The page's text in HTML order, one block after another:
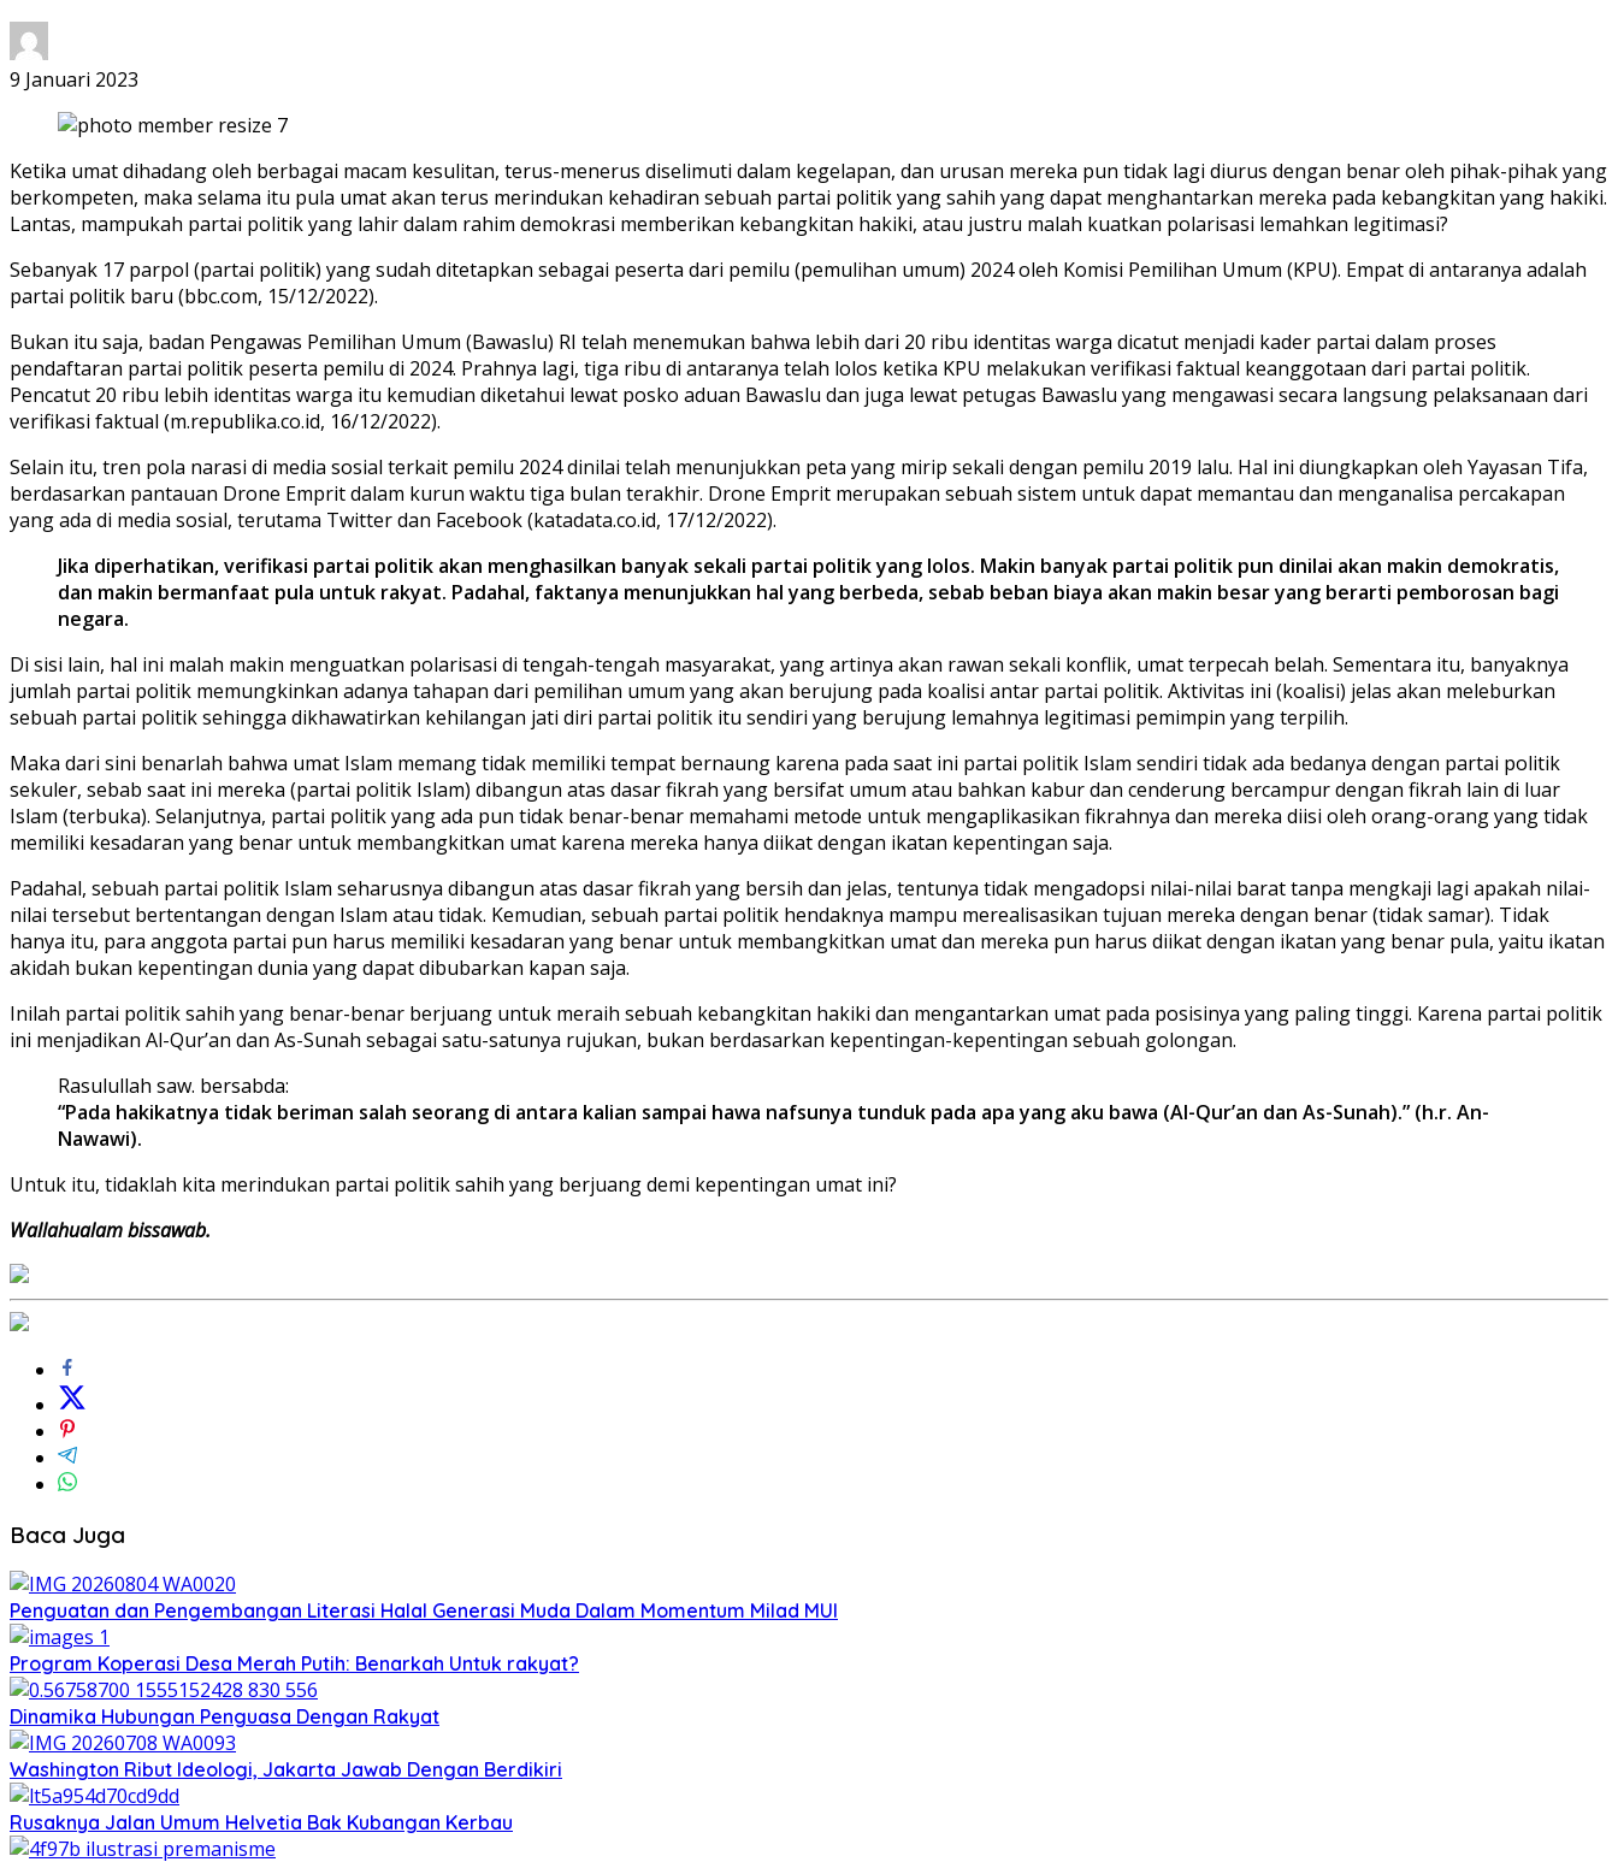
9 Januari 2023
Ketika umat dihadang oleh berbagai macam kesulitan, terus-menerus diselimuti dalam kegelapan, dan urusan mereka pun tidak lagi diurus dengan benar oleh pihak-pihak yang
berkompeten, maka selama itu pula umat akan terus merindukan kehadiran sebuah partai politik yang sahih yang dapat menghantarkan mereka pada kebangkitan yang hakiki.
Lantas, mampukah partai politik yang lahir dalam rahim demokrasi memberikan kebangkitan hakiki, atau justru malah kuatkan polarisasi lemahkan legitimasi?
Sebanyak 17 parpol (partai politik) yang sudah ditetapkan sebagai peserta dari pemilu (pemulihan umum) 2024 oleh Komisi Pemilihan Umum (KPU). Empat di antaranya adalah
partai politik baru (bbc.com, 15/12/2022).
Bukan itu saja, badan Pengawas Pemilihan Umum (Bawaslu) RI telah menemukan bahwa lebih dari 20 ribu identitas warga dicatut menjadi kader partai dalam proses
pendaftaran partai politik peserta pemilu di 2024. Prahnya lagi, tiga ribu di antaranya telah lolos ketika KPU melakukan verifikasi faktual keanggotaan dari partai politik.
Pencatut 20 ribu lebih identitas warga itu kemudian diketahui lewat posko aduan Bawaslu dan juga lewat petugas Bawaslu yang mengawasi secara langsung pelaksanaan dari
verifikasi faktual (m.republika.co.id, 16/12/2022).
Selain itu, tren pola narasi di media sosial terkait pemilu 2024 dinilai telah menunjukkan peta yang mirip sekali dengan pemilu 2019 lalu. Hal ini diungkapkan oleh Yayasan Tifa,
berdasarkan pantauan Drone Emprit dalam kurun waktu tiga bulan terakhir. Drone Emprit merupakan sebuah sistem untuk dapat memantau dan menganalisa percakapan
yang ada di media sosial, terutama Twitter dan Facebook (katadata.co.id, 17/12/2022).
Jika diperhatikan, verifikasi partai politik akan menghasilkan banyak sekali partai politik yang lolos. Makin banyak partai politik pun dinilai akan makin demokratis,
dan makin bermanfaat pula untuk rakyat. Padahal, faktanya menunjukkan hal yang berbeda, sebab beban biaya akan makin besar yang berarti pemborosan bagi
negara.
Di sisi lain, hal ini malah makin menguatkan polarisasi di tengah-tengah masyarakat, yang artinya akan rawan sekali konflik, umat terpecah belah. Sementara itu, banyaknya
jumlah partai politik memungkinkan adanya tahapan dari pemilihan umum yang akan berujung pada koalisi antar partai politik. Aktivitas ini (koalisi) jelas akan meleburkan
sebuah partai politik sehingga dikhawatirkan kehilangan jati diri partai politik itu sendiri yang berujung lemahnya legitimasi pemimpin yang terpilih.
Maka dari sini benarlah bahwa umat Islam memang tidak memiliki tempat bernaung karena pada saat ini partai politik Islam sendiri tidak ada bedanya dengan partai politik
sekuler, sebab saat ini mereka (partai politik Islam) dibangun atas dasar fikrah yang bersifat umum atau bahkan kabur dan cenderung bercampur dengan fikrah lain di luar
Islam (terbuka). Selanjutnya, partai politik yang ada pun tidak benar-benar memahami metode untuk mengaplikasikan fikrahnya dan mereka diisi oleh orang-orang yang tidak
memiliki kesadaran yang benar untuk membangkitkan umat karena mereka hanya diikat dengan ikatan kepentingan saja.
Padahal, sebuah partai politik Islam seharusnya dibangun atas dasar fikrah yang bersih dan jelas, tentunya tidak mengadopsi nilai-nilai barat tanpa mengkaji lagi apakah nilai-
nilai tersebut bertentangan dengan Islam atau tidak. Kemudian, sebuah partai politik hendaknya mampu merealisasikan tujuan mereka dengan benar (tidak samar). Tidak
hanya itu, para anggota partai pun harus memiliki kesadaran yang benar untuk membangkitkan umat dan mereka pun harus diikat dengan ikatan yang benar pula, yaitu ikatan
akidah bukan kepentingan dunia yang dapat dibubarkan kapan saja.
Inilah partai politik sahih yang benar-benar berjuang untuk meraih sebuah kebangkitan hakiki dan mengantarkan umat pada posisinya yang paling tinggi. Karena partai politik
ini menjadikan Al-Qur’an dan As-Sunah sebagai satu-satunya rujukan, bukan berdasarkan kepentingan-kepentingan sebuah golongan.
Rasulullah saw. bersabda:
“Pada hakikatnya tidak beriman salah seorang di antara kalian sampai hawa nafsunya tunduk pada apa yang aku bawa (Al-Qur’an dan As-Sunah).” (h.r. An-
Nawawi).
Untuk itu, tidaklah kita merindukan partai politik sahih yang berjuang demi kepentingan umat ini?
Wallahualam bissawab.
Baca Juga
Penguatan dan Pengembangan Literasi Halal Generasi Muda Dalam Momentum Milad MUI
Program Koperasi Desa Merah Putih: Benarkah Untuk rakyat?
Dinamika Hubungan Penguasa Dengan Rakyat
Washington Ribut Ideologi, Jakarta Jawab Dengan Berdikiri
Rusaknya Jalan Umum Helvetia Bak Kubangan Kerbau